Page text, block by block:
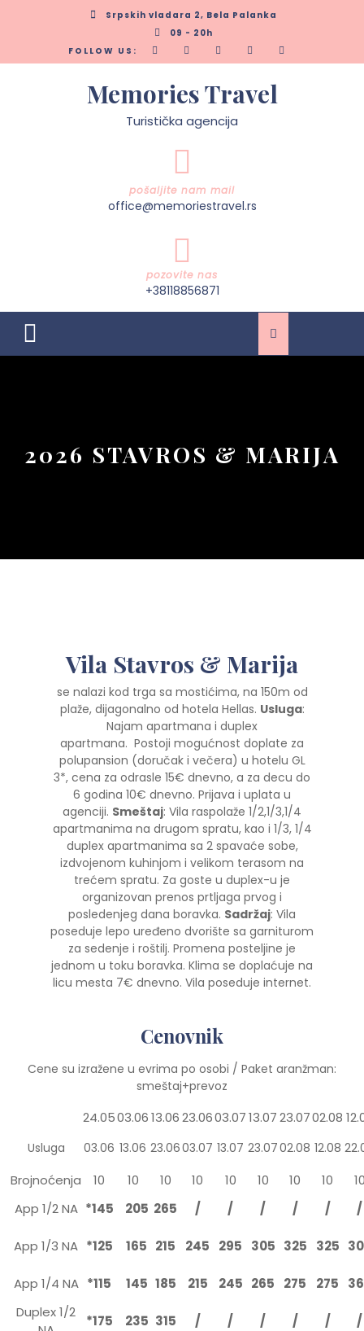
Srpskih vladara 2, Bela Palanka
09 - 20h
FOLLOW US:
Memories Travel
Turistička agencija
pošaljite nam mail
office@memoriestravel.rs
pozovite nas
+38118856871
Open
2026 STAVROS & MARIJA
Vila Stavros & Marija
se nalazi kod trga sa mostićima, na 150m od
plaže, dijagonalno od hotela Hellas. Usluga:
Najam apartmana i duplex
apartmana. Postoji mogućnost doplate za
polupansion (doručak i večera) u hotelu GL
3*, cena za odrasle 15€ dnevno, a za decu do
6 godina 10€ dnevno. Prijava i uplata u
agenciji. Smeštaj: Vila raspolaže 1/2,1/3,1/4
apartmanima na drugom spratu, kao i 1/3, 1/4
duplex apartmanima sa 2 spavaće sobe,
izdvojenom kuhinjom i velikom terasom na
trećem spratu. Za goste u duplex-u je
organizovan prenos prtljaga prvog i
posledenjeg dana boravka. Sadržaj: Vila
poseduje lepo uređeno dvorište sa garniturom
za sedenje i roštilj. Promena posteljine je
jednom u toku boravka. Klima se doplaćuje na
licu mesta 7€ dnevno. Vila poseduje internet.
Cenovnik
Cene su izražene u evrima po osobi / Paket aranžman:
smeštaj+prevoz
Usluga
24.05
03.06
03.06
13.06
13.06
23.06
23.06
03.07
03.07
13.07
13.07
23.07
23.07
02.08
02.08
12.08
Brojnoćenja 10 10 10 10 10 10 10 10
App 1/2 NA *145 205 265 / / / / / /
App 1/3 NA *125 165 215 245 295 305 325 325
App 1/4 NA *115 145 185 215 245 265 275 275
Duplex 1/2
*175 235 315 / / / / /
/